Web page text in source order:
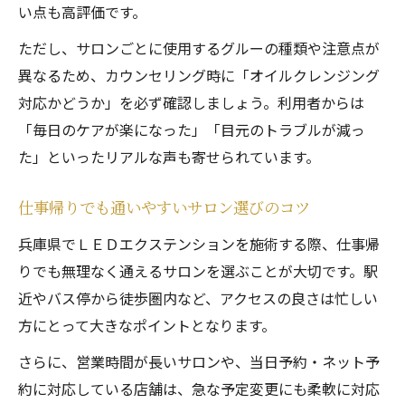
い点も高評価です。
ただし、サロンごとに使用するグルーの種類や注意点が
異なるため、カウンセリング時に「オイルクレンジング
対応かどうか」を必ず確認しましょう。利用者からは
「毎日のケアが楽になった」「目元のトラブルが減っ
た」といったリアルな声も寄せられています。
仕事帰りでも通いやすいサロン選びのコツ
兵庫県でＬＥＤエクステンションを施術する際、仕事帰
りでも無理なく通えるサロンを選ぶことが大切です。駅
近やバス停から徒歩圏内など、アクセスの良さは忙しい
方にとって大きなポイントとなります。
さらに、営業時間が長いサロンや、当日予約・ネット予
約に対応している店舗は、急な予定変更にも柔軟に対応